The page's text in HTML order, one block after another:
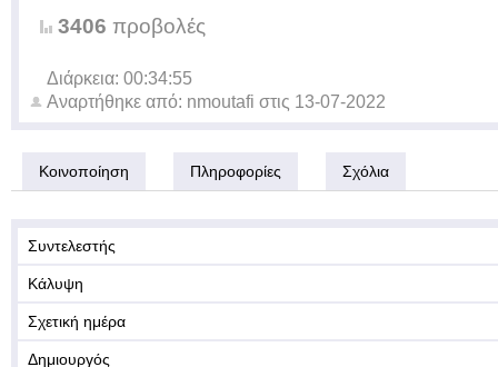
3406 προβολές
Διάρκεια: 00:34:55
Αναρτήθηκε από: nmoutafi στις 13-07-2022
Κοινοποίηση Πληροφορίες Σχόλια
Συντελεστής
Κάλυψη
Σχετική ημέρα
Δημιουργός